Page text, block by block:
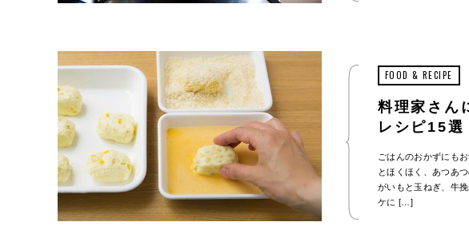
FOOD & RECIPE
料理家さん
レシピ15選
ごはんのおかずにも
とほくほく、あつあ
がいもと玉ねぎ、牛
ケに […]